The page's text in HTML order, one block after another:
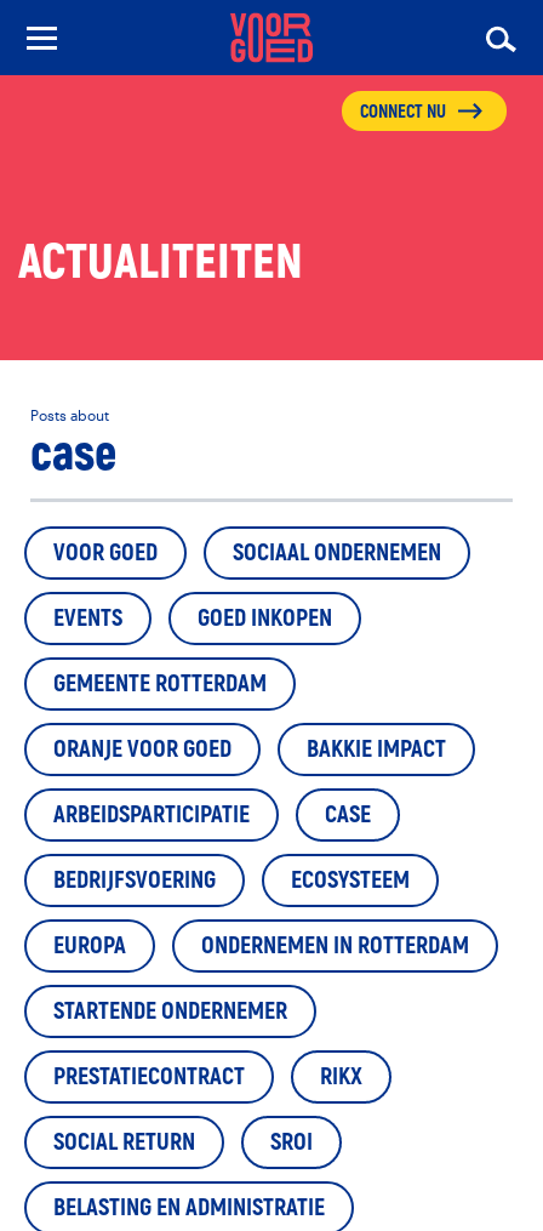
CONNECT NU
ACTUALITEITEN
Posts about
case
VOOR GOED SOCIAAL ONDERNEMEN
EVENTS GOED INKOPEN
GEMEENTE ROTTERDAM
ORANJE VOOR GOED BAKKIE IMPACT
ARBEIDSPARTICIPATIE CASE
BEDRIJFSVOERING ECOSYSTEEM
EUROPA ONDERNEMEN IN ROTTERDAM
STARTENDE ONDERNEMER
PRESTATIECONTRACT RIKX
SOCIAL RETURN SROI
BELASTING EN ADMINISTRATIE